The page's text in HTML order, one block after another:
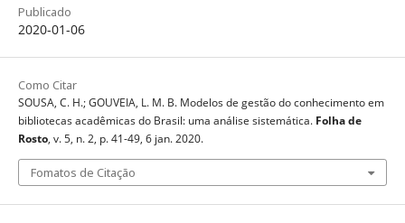
Publicado
2020-01-06
Como Citar
SOUSA, C. H.; GOUVEIA, L. M. B. Modelos de gestão do conhecimento em
bibliotecas acadêmicas do Brasil: uma análise sistemática. Folha de
Rosto, v. 5, n. 2, p. 41-49, 6 jan. 2020.
Fomatos de Citação